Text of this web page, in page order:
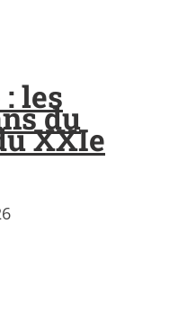
les
du
XXIe